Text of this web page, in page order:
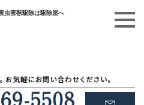
虫害獣駆除は駆除屋へ